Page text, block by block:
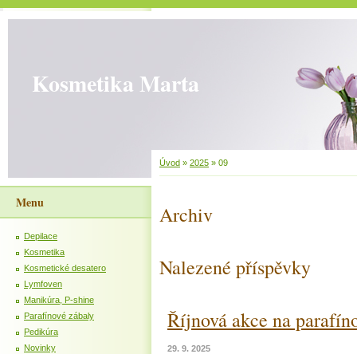
Kosmetika Marta
Úvod » 2025 » 09
Archiv
Nalezené příspěvky
Říjnová akce na
29. 9. 2025
Menu
Depilace
Kosmetika
Kosmetické desatero
Lymfoven
Manikúra, P-shine
Parafínové zábaly
Pedikúra
Novinky